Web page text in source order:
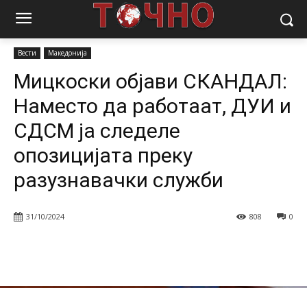
Почетна
Мицкоски објави СКАНДАЛ: Наместо да работаат,
Вести Македонија
Мицкоски објави СКАНДАЛ:
Наместо да работаат, ДУИ и
СДСМ ја следеле
опозицијата преку
разузнавачки служби
31/10/2024 0
808